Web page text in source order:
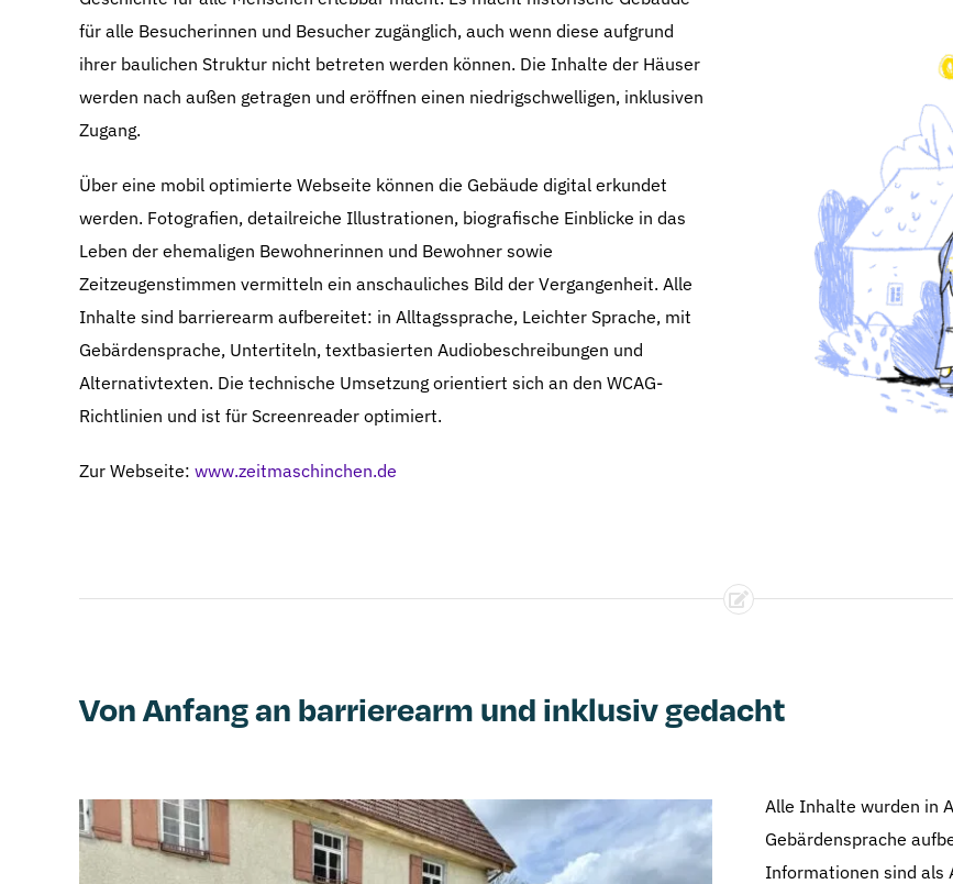
für alle Besucherinnen und Besucher zugänglich, auch wenn diese aufgrund
ihrer baulichen Struktur nicht betreten werden können. Die Inhalte der Häuser
werden nach außen getragen und eröffnen einen niedrigschwelligen, inklusiven
Zugang.
Über eine mobil optimierte Webseite können die Gebäude digital erkundet
werden. Fotografien, detailreiche Illustrationen, biografische Einblicke in das
Leben der ehemaligen Bewohnerinnen und Bewohner sowie
Zeitzeugenstimmen vermitteln ein anschauliches Bild der Vergangenheit. Alle
Inhalte sind barrierearm aufbereitet: in Alltagssprache, Leichter Sprache, mit
Gebärdensprache, Untertiteln, textbasierten Audiobeschreibungen und
Alternativtexten. Die technische Umsetzung orientiert sich an den WCAG-
Richtlinien und ist für Screenreader optimiert.
Zur Webseite: www.zeitmaschinchen.de
Von Anfang an barrierearm und inklusiv gedacht
Alle Inhalte wurden in
Gebärdensprache
Informationen sind als